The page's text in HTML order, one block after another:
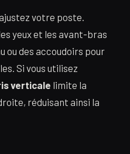
votre poste.
yeux et les avant-bras
ou des accoudoirs pour
Si vous utilisez
verticale limite la
réduisant ainsi la